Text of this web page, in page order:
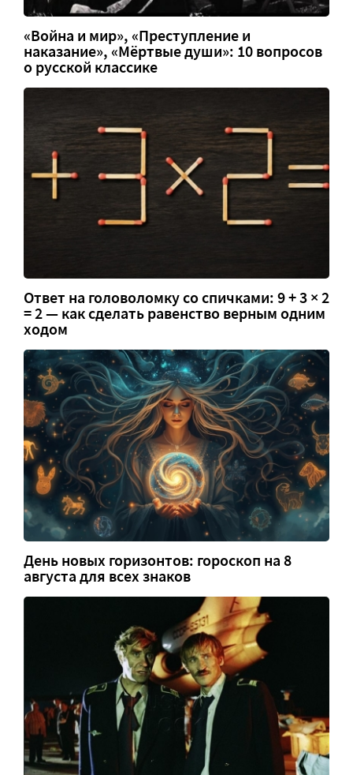
«Война и мир», «Преступление и
наказание», «Мёртвые души»: 10 вопросов
о русской классике
Ответ на головоломку со спичками: 9 + 3 × 2
= 2 — как сделать равенство верным одним
ходом
День новых горизонтов: гороскоп на 8
августа для всех знаков